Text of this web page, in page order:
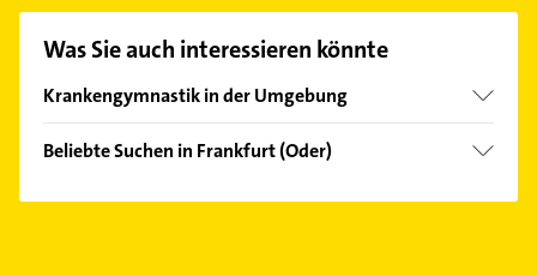
Hier finden Sie alleKontaktdaten
Was Sie auch interessieren könnte
Krankengymnastik in der Umgebung
Müllrose
Eisenhüttenstadt
Beliebte Suchen in Frankfurt (Oder)